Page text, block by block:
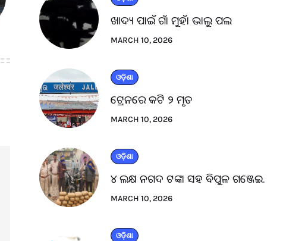
ଖାଦ୍ୟ ପାଇଁ ଗାଁ ମୁହାଁ ଭାଲୁ ପଲ
MARCH 10, 2026
ଓଡ଼ିଶା
ଟ୍ରେନରେ କଟି ୨ ମୃତ
MARCH 10, 2026
ଓଡ଼ିଶା
୪ ଲକ୍ଷ ନଗଦ ଟଙ୍କା ସହ ବିପୁଳ ଗଞ୍ଜେଇ.
MARCH 10, 2026
ଓଡ଼ିଶା